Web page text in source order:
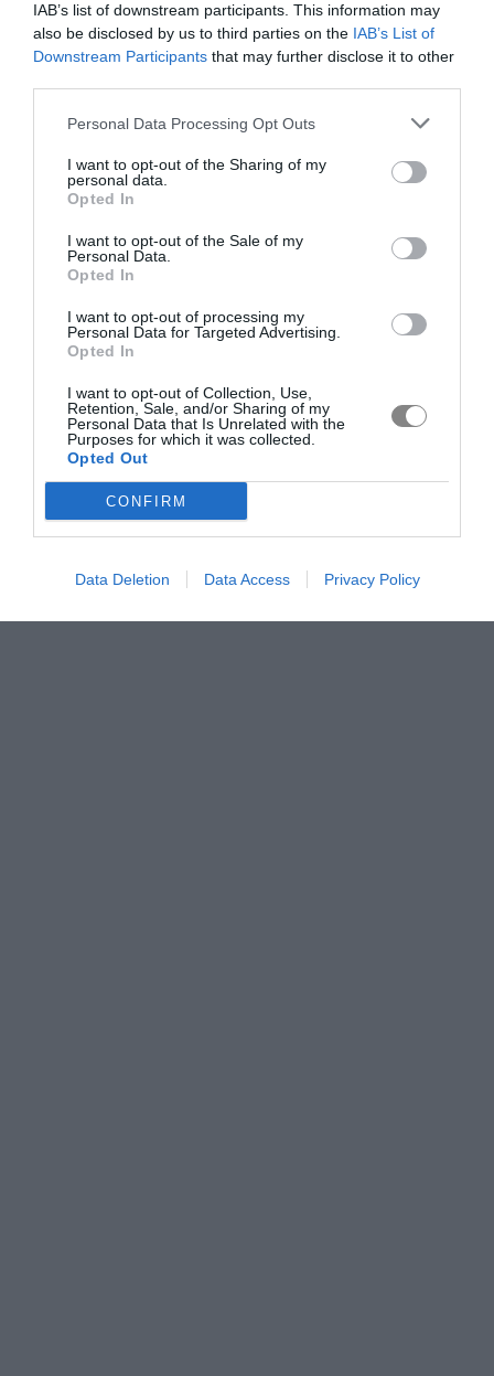
IAB’s list of downstream participants. This information may
also be disclosed by us to third parties on the IAB’s List of
Downstream Participants that may further disclose it to other
Personal Data Processing Opt Outs
I want to opt-out of the Sharing of my
personal data.
Opted In
I want to opt-out of the Sale of my
Personal Data.
Opted In
I want to opt-out of processing my
Personal Data for Targeted Advertising.
Opted In
I want to opt-out of Collection, Use,
Retention, Sale, and/or Sharing of my
Personal Data that Is Unrelated with the
Purposes for which it was collected.
Opted Out
CONFIRM
Data Deletion Data Access Privacy Policy